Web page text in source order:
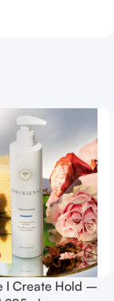
I Create Hold –